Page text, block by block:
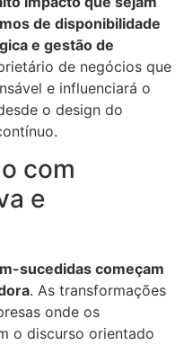
de disponibilidade
e gestão de
de negócios que
e influenciará o
o design do
com
e
sucedidas começam
. As transformações
onde os
o discurso orientado